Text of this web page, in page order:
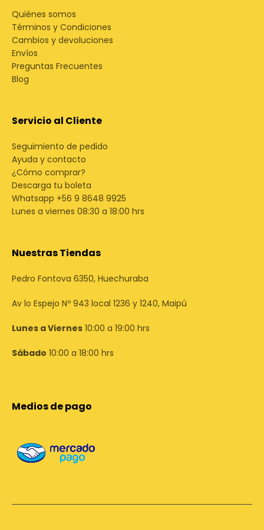
Quiénes somos
Términos y Condiciones
Cambios y devoluciones
Envíos
Preguntas Frecuentes
Blog
Servicio al Cliente
Seguimiento de pedido
Ayuda y contacto
¿Cómo comprar?
Descarga tu boleta
Whatsapp +56 9 8648 9925
Lunes a viernes 08:30 a 18:00 hrs
Nuestras Tiendas
Pedro Fontova 6350, Huechuraba
Av lo Espejo Nº 943 local 1236 y 1240, Maipú
Lunes a Viernes 10:00 a 19:00 hrs
Sábado 10:00 a 18:00 hrs
Medios de pago